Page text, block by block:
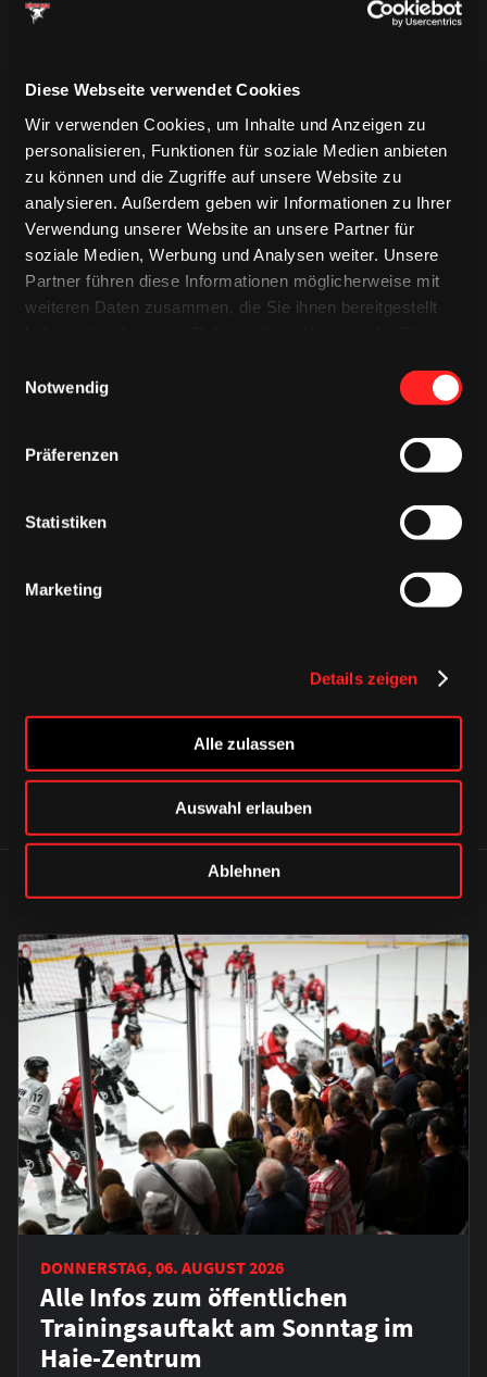
Diese Webseite verwendet Cookies
Wir verwenden Cookies, um Inhalte und Anzeigen zu
personalisieren, Funktionen für soziale Medien anbieten
zu können und die Zugriffe auf unsere Website zu
analysieren. Außerdem geben wir Informationen zu Ihrer
Verwendung unserer Website an unsere Partner für
soziale Medien, Werbung und Analysen weiter. Unsere
Partner führen diese Informationen möglicherweise mit
weiteren Daten zusammen, die Sie ihnen bereitgestellt
Notwendig
Präferenzen
Statistiken
Marketing
Details zeigen
Alle zulassen
Auswahl erlauben
Ablehnen
TRIKOTS
TRIKOTS
TRIKOTS
CAPS & CO
ÄHNLICHE NEWS
DONNERSTAG, 06. AUGUST 2026
Alle Infos zum öffentlichen
Trainingsauftakt am Sonntag im
Haie-Zentrum